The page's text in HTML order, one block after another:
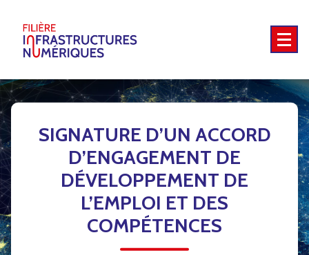
content
SIGNATURE D’UN ACCORD
D’ENGAGEMENT DE
DÉVELOPPEMENT DE
L’EMPLOI ET DES
COMPÉTENCES